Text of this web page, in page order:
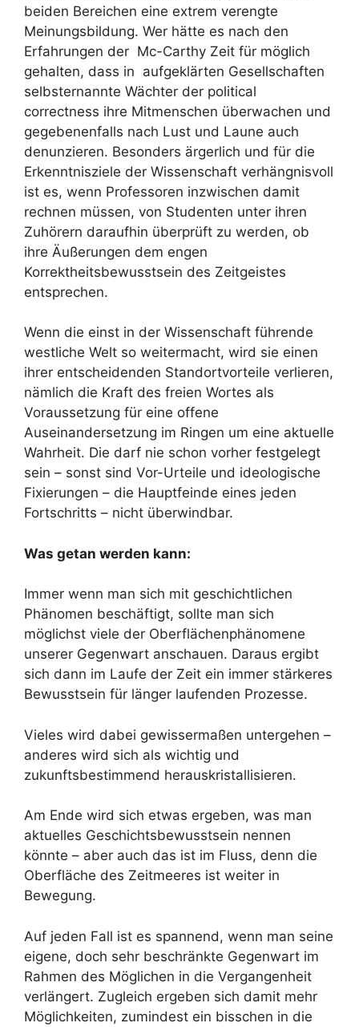
beiden Bereichen eine extrem verengte
Meinungsbildung. Wer hätte es nach den
Erfahrungen der Mc-Carthy Zeit für möglich
gehalten, dass in aufgeklärten Gesellschaften
selbsternannte Wächter der political
correctness ihre Mitmenschen überwachen und
gegebenenfalls nach Lust und Laune auch
denunzieren. Besonders ärgerlich und für die
Erkenntnisziele der Wissenschaft verhängnisvoll
ist es, wenn Professoren inzwischen damit
rechnen müssen, von Studenten unter ihren
Zuhörern daraufhin überprüft zu werden, ob
ihre Äußerungen dem engen
Korrektheitsbewusstsein des Zeitgeistes
entsprechen.
Wenn die einst in der Wissenschaft führende
westliche Welt so weitermacht, wird sie einen
ihrer entscheidenden Standortvorteile verlieren,
nämlich die Kraft des freien Wortes als
Voraussetzung für eine offene
Auseinandersetzung im Ringen um eine aktuelle
Wahrheit. Die darf nie schon vorher festgelegt
sein – sonst sind Vor-Urteile und ideologische
Fixierungen – die Hauptfeinde eines jeden
Fortschritts – nicht überwindbar.
Was getan werden kann:
Immer wenn man sich mit geschichtlichen
Phänomen beschäftigt, sollte man sich
möglichst viele der Oberflächenphänomene
unserer Gegenwart anschauen. Daraus ergibt
sich dann im Laufe der Zeit ein immer stärkeres
Bewusstsein für länger laufenden Prozesse.
Vieles wird dabei gewissermaßen untergehen –
anderes wird sich als wichtig und
zukunftsbestimmend herauskristallisieren.
Am Ende wird sich etwas ergeben, was man
aktuelles Geschichtsbewusstsein nennen
könnte – aber auch das ist im Fluss, denn die
Oberfläche des Zeitmeeres ist weiter in
Bewegung.
Auf jeden Fall ist es spannend, wenn man seine
eigene, doch sehr beschränkte Gegenwart im
Rahmen des Möglichen in die Vergangenheit
verlängert. Zugleich ergeben sich damit mehr
Möglichkeiten, zumindest ein bisschen in die